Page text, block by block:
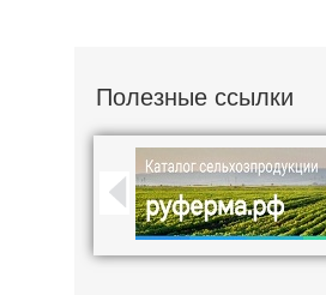
Полезные ссылки